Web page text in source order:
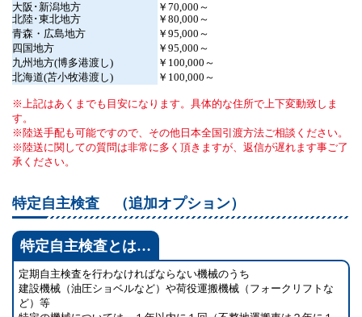
大阪･新潟地方
￥70,000～
北陸･東北地方
￥80,000～
青森・広島地方
￥95,000～
四国地方
￥95,000～
九州地方(博多港渡し)
￥100,000～
北海道(苫小牧港渡し)
￥100,000～
上記はあくまでも目安になります。具体的な住所で上下変動致しま
す。
陸送手配も可能ですので、その他日本全国引渡方法ご相談ください。
陸送に関しての質問は非常に多く頂きますが、返信が遅れます事ご了
承ください。
特定自主検査 （追加オプション）
特定自主検査とは…
定期自主検査を行わなければならない機械のうち
建設機械（油圧ショベルなど）や荷役運搬機械（フォークリフトな
ど）等